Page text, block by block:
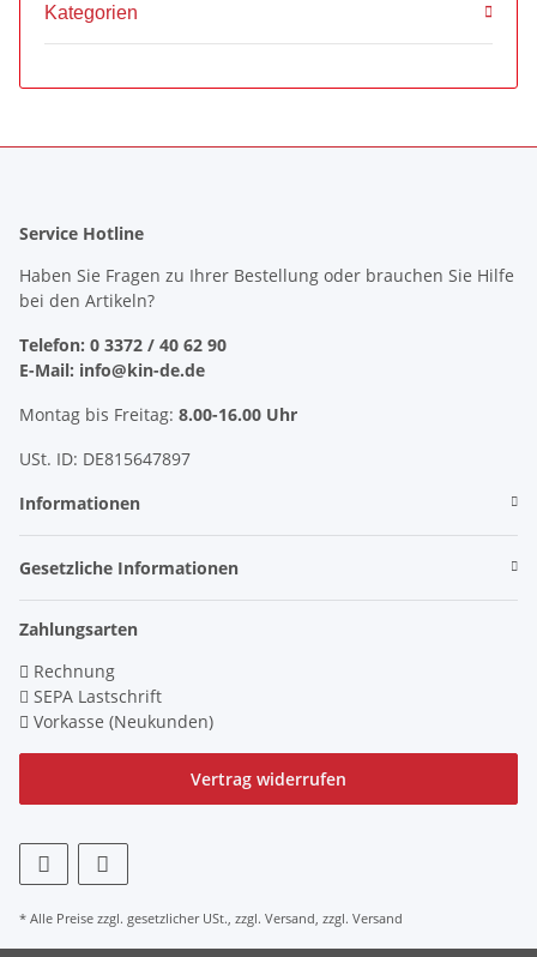
Kategorien
Service Hotline
Haben Sie Fragen zu Ihrer Bestellung oder brauchen Sie Hilfe
bei den Artikeln?
Telefon: 0 3372 / 40 62 90
E-Mail: info@kin-de.de
Montag bis Freitag: 8.00-16.00 Uhr
USt. ID: DE815647897
Informationen
Gesetzliche Informationen
Zahlungsarten
Rechnung
SEPA Lastschrift
Vorkasse (Neukunden)
Vertrag widerrufen
* Alle Preise zzgl. gesetzlicher USt., zzgl. Versand , zzgl. Versand